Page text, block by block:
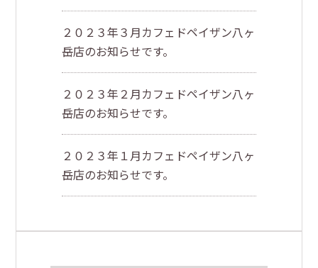
２０２３年３月カフェドペイザン八ヶ
岳店のお知らせです。
２０２３年２月カフェドペイザン八ヶ
岳店のお知らせです。
２０２３年１月カフェドペイザン八ヶ
岳店のお知らせです。